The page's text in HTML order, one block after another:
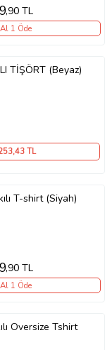
,90 TL
1 Öde
TİŞÖRT (Beyaz)
,43 TL
T-shirt (Siyah)
,90 TL
1 Öde
Oversize Tshirt